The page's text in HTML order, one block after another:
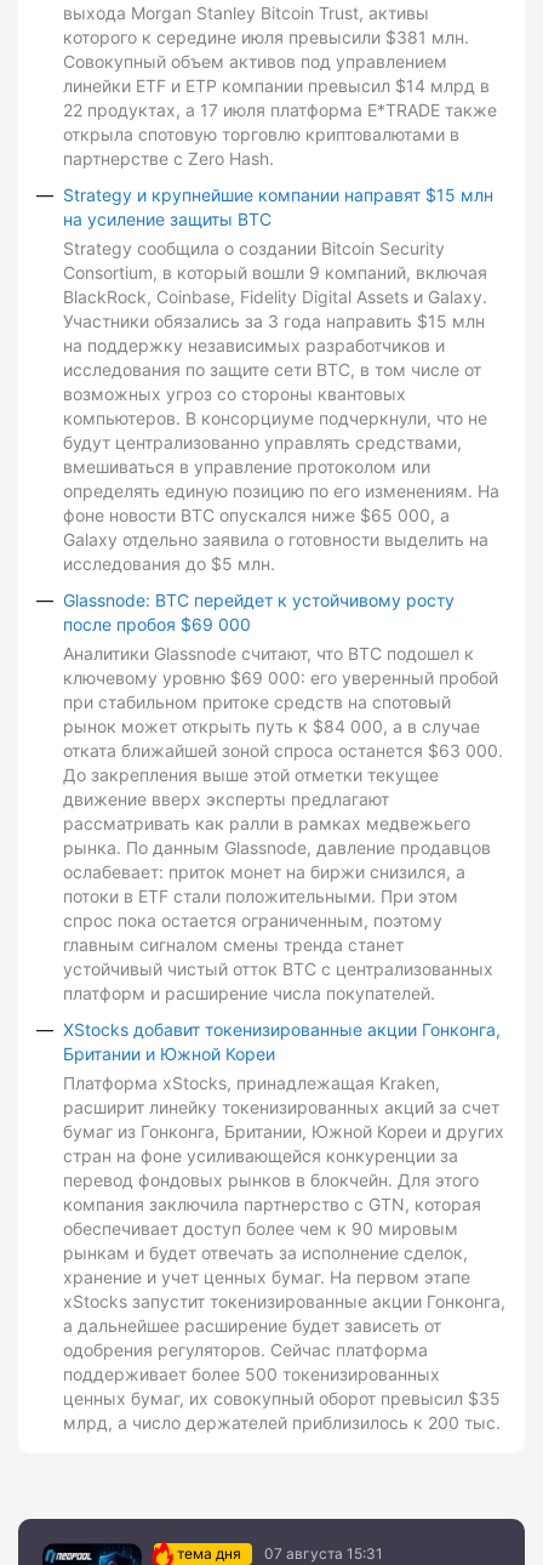
выхода Morgan Stanley Bitcoin Trust, активы
которого к середине июля превысили $381 млн.
Совокупный объем активов под управлением
линейки ETF и ETP компании превысил $14 млрд в
22 продуктах, а 17 июля платформа E*TRADE также
открыла спотовую торговлю криптовалютами в
партнерстве с Zero Hash.
Strategy и крупнейшие компании направят $15 млн
на усиление защиты BTC
Strategy сообщила о создании Bitcoin Security
Consortium, в который вошли 9 компаний, включая
BlackRock, Coinbase, Fidelity Digital Assets и Galaxy.
Участники обязались за 3 года направить $15 млн
на поддержку независимых разработчиков и
исследования по защите сети BTC, в том числе от
возможных угроз со стороны квантовых
компьютеров. В консорциуме подчеркнули, что не
будут централизованно управлять средствами,
вмешиваться в управление протоколом или
определять единую позицию по его изменениям. На
фоне новости BTC опускался ниже $65 000, а
Galaxy отдельно заявила о готовности выделить на
исследования до $5 млн.
Glassnode: BTC перейдет к устойчивому росту
после пробоя $69 000
Аналитики Glassnode считают, что BTC подошел к
ключевому уровню $69 000: его уверенный пробой
при стабильном притоке средств на спотовый
рынок может открыть путь к $84 000, а в случае
отката ближайшей зоной спроса останется $63 000.
До закрепления выше этой отметки текущее
движение вверх эксперты предлагают
рассматривать как ралли в рамках медвежьего
рынка. По данным Glassnode, давление продавцов
ослабевает: приток монет на биржи снизился, а
потоки в ETF стали положительными. При этом
спрос пока остается ограниченным, поэтому
главным сигналом смены тренда станет
устойчивый чистый отток BTC с централизованных
платформ и расширение числа покупателей.
XStocks добавит токенизированные акции Гонконга,
Британии и Южной Кореи
Платформа xStocks, принадлежащая Kraken,
расширит линейку токенизированных акций за счет
бумаг из Гонконга, Британии, Южной Кореи и других
стран на фоне усиливающейся конкуренции за
перевод фондовых рынков в блокчейн. Для этого
компания заключила партнерство с GTN, которая
обеспечивает доступ более чем к 90 мировым
рынкам и будет отвечать за исполнение сделок,
хранение и учет ценных бумаг. На первом этапе
xStocks запустит токенизированные акции Гонконга,
а дальнейшее расширение будет зависеть от
одобрения регуляторов. Сейчас платформа
поддерживает более 500 токенизированных
ценных бумаг, их совокупный оборот превысил $35
млрд, а число держателей приблизилось к 200 тыс.
тема дня 07 августа 15:31